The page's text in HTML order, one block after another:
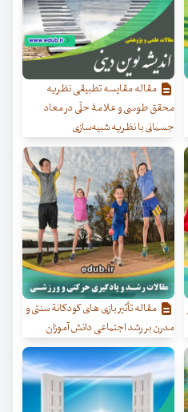
مقاله مقایسه تطبیقی نظریه
محقق طوسی و علامۀ حلّی در معاد
جسمانی با نظریه شبیه‌سازی
مقاله تأثیر بازی های کودکانة سنتی و
مدرن بر رشد اجتماعی دانش آموزان